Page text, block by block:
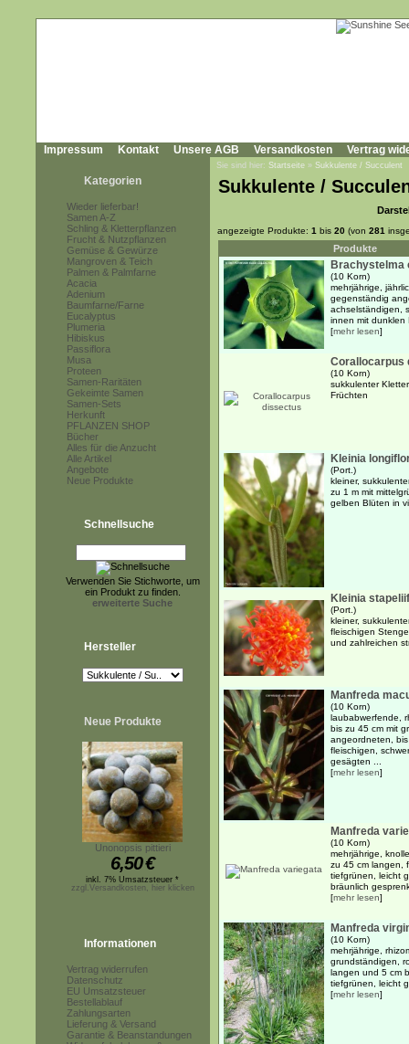
Impressum Kontakt Unsere AGB Versandkosten Vertrag
Kategorien
Wieder lieferbar!
Samen A-Z
Schling & Kletterpflanzen
Frucht & Nutzpflanzen
Gemüse & Gewürze
Mangroven & Teich
Palmen & Palmfarne
Acacia
Adenium
Baumfarne/Farne
Eucalyptus
Plumeria
Hibiskus
Passiflora
Musa
Proteen
Samen-Raritäten
Gekeimte Samen
Samen-Sets
Herkunft
PFLANZEN SHOP
Bücher
Alles für die Anzucht
Alle Artikel
Angebote
Neue Produkte
Schnellsuche
Verwenden Sie Stichworte, um
ein Produkt zu finden.
erweiterte Suche
Hersteller
Neue Produkte
Unonopsis pittieri
6,50€
inkl. 7% Umsatzsteuer *
zzgl.Versandkosten, hier klicken
Informationen
Vertrag widerrufen
Datenschutz
EU Umsatzsteuer
Bestellablauf
Zahlungsarten
Lieferung & Versand
Garantie & Beanstandungen
Sie sind hier: Startseite » Sukkulente / Succulent
Sukkulente /
angezeigte Produkte: 1 bis 20 (von 281
Produkte
Brachystelma
(10 Korn)
mehrjährige,
gegenständig
achselständigen,
innen mit dunklen
[mehr lesen]
Corallocarpus
(10 Korn)
sukkulenter
Früchten
Kleinia
(Port.)
kleiner,
zu 1 m mit
gelben Blüten in
Kleinia
(Port.)
kleiner,
fleischigen
und zahlreichen
Manfreda
(10 Korn)
laubabwerfende,
bis zu 45 cm mit
angeordneten,
fleischigen,
gesägten ...
[mehr lesen]
Manfreda
(10 Korn)
mehrjährige,
zu 45 cm langen,
tiefgrünen, leicht
bräunlich
[mehr lesen]
Manfreda
(10 Korn)
mehrjährige,
grundständigen,
langen und 5 cm
tiefgrünen, leicht
[mehr lesen]